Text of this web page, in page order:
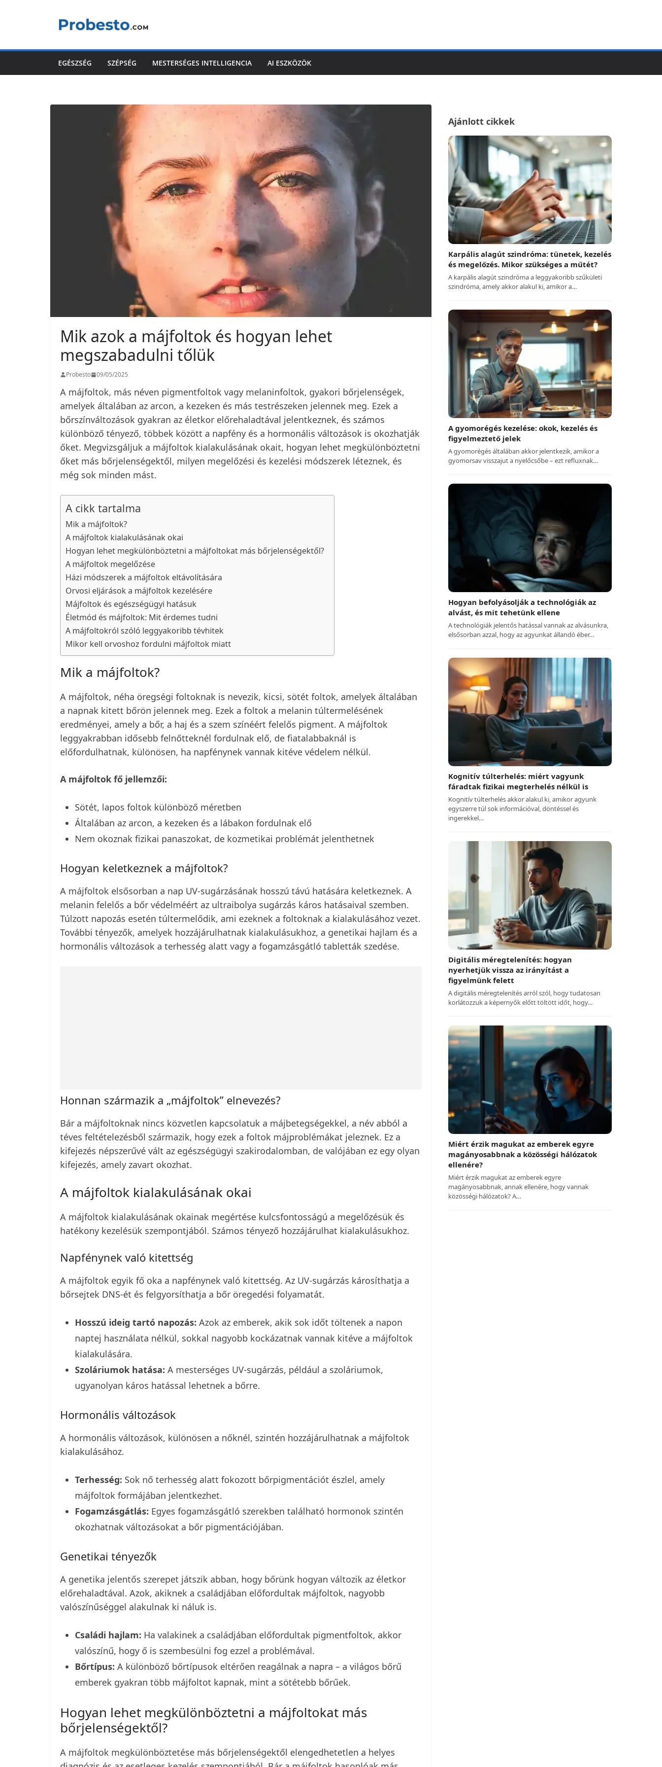
EGÉSZSÉG SZÉPSÉG MESTERSÉGES INTELLIGENCIA AI ESZKÖZÖK
Mik azok a májfoltok és hogyan lehet
megszabadulni tőlük
Probesto 09/05/2025
A májfoltok, más néven pigmentfoltok vagy melaninfoltok, gyakori bőrjelenségek,
amelyek általában az arcon, a kezeken és más testrészeken jelennek meg. Ezek a
bőrszínváltozások gyakran az életkor előrehaladtával jelentkeznek, és számos
különböző tényező, többek között a napfény és a hormonális változások is okozhatják
őket. Megvizsgáljuk a májfoltok kialakulásának okait, hogyan lehet megkülönböztetni
őket más bőrjelenségektől, milyen megelőzési és kezelési módszerek léteznek, és
még sok minden mást.
A cikk tartalma
Mik a májfoltok?
A májfoltok kialakulásának okai
Hogyan lehet megkülönböztetni a májfoltokat más bőrjelenségektől?
A májfoltok megelőzése
Házi módszerek a májfoltok eltávolítására
Orvosi eljárások a májfoltok kezelésére
Májfoltok és egészségügyi hatásuk
Életmód és májfoltok: Mit érdemes tudni
A májfoltokról szóló leggyakoribb tévhitek
Mikor kell orvoshoz fordulni májfoltok miatt
Mik a májfoltok?
A májfoltok, néha öregségi foltoknak is nevezik, kicsi, sötét foltok, amelyek általában
a napnak kitett bőrön jelennek meg. Ezek a foltok a melanin túltermelésének
eredményei, amely a bőr, a haj és a szem színéért felelős pigment. A májfoltok
leggyakrabban idősebb felnőtteknél fordulnak elő, de fiatalabbaknál is
előfordulhatnak, különösen, ha napfénynek vannak kitéve védelem nélkül.
A májfoltok fő jellemzői:
Sötét, lapos foltok különböző méretben
Általában az arcon, a kezeken és a lábakon fordulnak elő
Nem okoznak fizikai panaszokat, de kozmetikai problémát jelenthetnek
Hogyan keletkeznek a májfoltok?
A májfoltok elsősorban a nap UV-sugárzásának hosszú távú hatására keletkeznek. A
melanin felelős a bőr védelméért az ultraibolya sugárzás káros hatásaival szemben.
Túlzott napozás esetén túltermelődik, ami ezeknek a foltoknak a kialakulásához vezet.
További tényezők, amelyek hozzájárulhatnak kialakulásukhoz, a genetikai hajlam és a
hormonális változások a terhesség alatt vagy a fogamzásgátló tabletták szedése.
Honnan származik a „májfoltok” elnevezés?
Bár a májfoltoknak nincs közvetlen kapcsolatuk a májbetegségekkel, a név abból a
téves feltételezésből származik, hogy ezek a foltok májproblémákat jeleznek. Ez a
kifejezés népszerűvé vált az egészségügyi szakirodalomban, de valójában ez egy olyan
kifejezés, amely zavart okozhat.
A májfoltok kialakulásának okai
A májfoltok kialakulásának okainak megértése kulcsfontosságú a megelőzésük és
hatékony kezelésük szempontjából. Számos tényező hozzájárulhat kialakulásukhoz.
Napfénynek való kitettség
A májfoltok egyik fő oka a napfénynek való kitettség. Az UV-sugárzás károsíthatja a
bőrsejtek DNS-ét és felgyorsíthatja a bőr öregedési folyamatát.
Hosszú ideig tartó napozás: Azok az emberek, akik sok időt töltenek a napon
naptej használata nélkül, sokkal nagyobb kockázatnak vannak kitéve a májfoltok
kialakulására.
Szoláriumok hatása: A mesterséges UV-sugárzás, például a szoláriumok,
ugyanolyan káros hatással lehetnek a bőrre.
Hormonális változások
A hormonális változások, különösen a nőknél, szintén hozzájárulhatnak a májfoltok
kialakulásához.
Terhesség: Sok nő terhesség alatt fokozott bőrpigmentációt észlel, amely
májfoltok formájában jelentkezhet.
Fogamzásgátlás: Egyes fogamzásgátló szerekben található hormonok szintén
okozhatnak változásokat a bőr pigmentációjában.
Genetikai tényezők
A genetika jelentős szerepet játszik abban, hogy bőrünk hogyan változik az életkor
előrehaladtával. Azok, akiknek a családjában előfordultak májfoltok, nagyobb
valószínűséggel alakulnak ki náluk is.
Családi hajlam: Ha valakinek a családjában előfordultak pigmentfoltok, akkor
valószínű, hogy ő is szembesülni fog ezzel a problémával.
Bőrtípus: A különböző bőrtípusok eltérően reagálnak a napra – a világos bőrű
emberek gyakran több májfoltot kapnak, mint a sötétebb bőrűek.
Hogyan lehet megkülönböztetni a májfoltokat más
bőrjelenségektől?
A májfoltok megkülönböztetése más bőrjelenségektől elengedhetetlen a helyes
Ajánlott cikkek
Karpális alagút szindróma: tünetek, kezelés
és megelőzés. Mikor szükséges a műtét?
A karpális alagút szindróma a leggyakoribb szűkületi
szindróma, amely akkor alakul ki, amikor a…
A gyomorégés kezelése: okok, kezelés és
figyelmeztető jelek
A gyomorégés általában akkor jelentkezik, amikor a
gyomorsav visszajut a nyelőcsőbe – ezt refluxnak…
Hogyan befolyásolják a technológiák az
alvást, és mit tehetünk ellene
A technológiák jelentős hatással vannak az alvásunkra,
elsősorban azzal, hogy az agyunkat állandó éber…
Kognitív túlterhelés: miért vagyunk
fáradtak fizikai megterhelés nélkül is
Kognitív túlterhelés akkor alakul ki, amikor agyunk
egyszerre túl sok információval, döntéssel és
ingerekkel…
Digitális méregtelenítés: hogyan
nyerhetjük vissza az irányítást a
figyelmünk felett
A digitális méregtelenítés arról szól, hogy tudatosan
korlátozzuk a képernyők előtt töltött időt, hogy…
Miért érzik magukat az emberek egyre
magányosabbnak a közösségi hálózatok
ellenére?
Miért érzik magukat az emberek egyre
magányosabbnak, annak ellenére, hogy vannak
közösségi hálózatok? A…